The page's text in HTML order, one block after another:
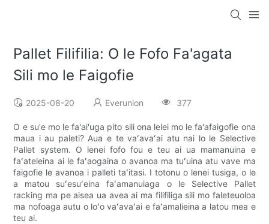
Pallet Filifilia: O le Fofo Fa'agata
Sili mo le Faigofie
2025-08-20 Everunion 377
O e su'e mo le fa'ai'uga pito sili ona lelei mo le fa'afaigofie ona
maua i au paleti? Aua e te vaʻavaʻai atu nai lo le Selective
Pallet system. O lenei fofo fou e teu ai ua mamanuina e
faʻateleina ai le faʻaogaina o avanoa ma tuʻuina atu vave ma
faigofie le avanoa i palleti taʻitasi. I totonu o lenei tusiga, o le
a matou suʻesuʻeina faʻamanuiaga o le Selective Pallet
racking ma pe aisea ua avea ai ma filifiliga sili mo faleteuoloa
ma nofoaga autu o loʻo vaʻavaʻai e faʻamalieina a latou mea e
teu ai.